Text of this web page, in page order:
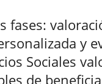
fases:
y
Sociales
de